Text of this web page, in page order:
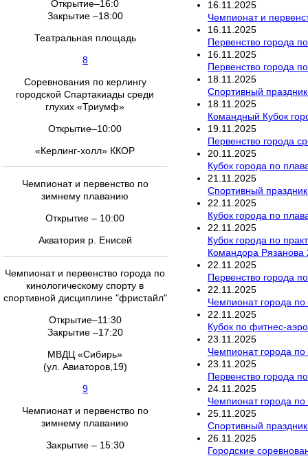
Открытие–16:0
Закрытие –18:00
Театральная площадь
8
Соревнования по керлингу
городской Спартакиады среди
глухих «Триумф»
Открытие–10:00
«Керлинг-холл» ККОР
Чемпионат и первенство по
зимнему плаванию
Открытие – 10:00
Акватория р. Енисей
Чемпионат и первенство города по
кинологическому спорту в
спортивной дисциплине "фристайл"
Открытие–11:30
Закрытие –17:20
МВДЦ «Сибирь»
(ул. Авиаторов,19)
9
Чемпионат и первенство по
зимнему плаванию
Закрытие – 15:30
16 11 2025
Чемпионат и
16 11 2025
Первенство города
16 11 2025
Первенство города
18 11 2025
Спортивный
18 11 2025
Командный Кубок
19 11 2025
Первенство города
20 11 2025
Кубок города по
21 11 2025
Спортивный
22 11 2025
Кубок города по
22 11 2025
Кубок города по
Командора Рязанова
22 11 2025
Первенство города
22 11 2025
Чемпионат города
22 11 2025
Кубок по фитнес-
23 11 2025
Чемпионат города
23 11 2025
Первенство города
24 11 2025
Чемпионат города по
25 11 2025
Спортивный
26 11 2025
Городские